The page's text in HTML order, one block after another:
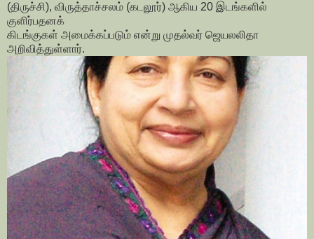
(திருச்சி), விருத்தாச்சலம் (கடலூர்) ஆகிய 20 இடங்களில்
குளிர்பதனக்
கிடங்குகள் அமைக்கப்படும் என்று முதல்வர் ஜெயலலிதா
அறிவித்துள்ளார்.